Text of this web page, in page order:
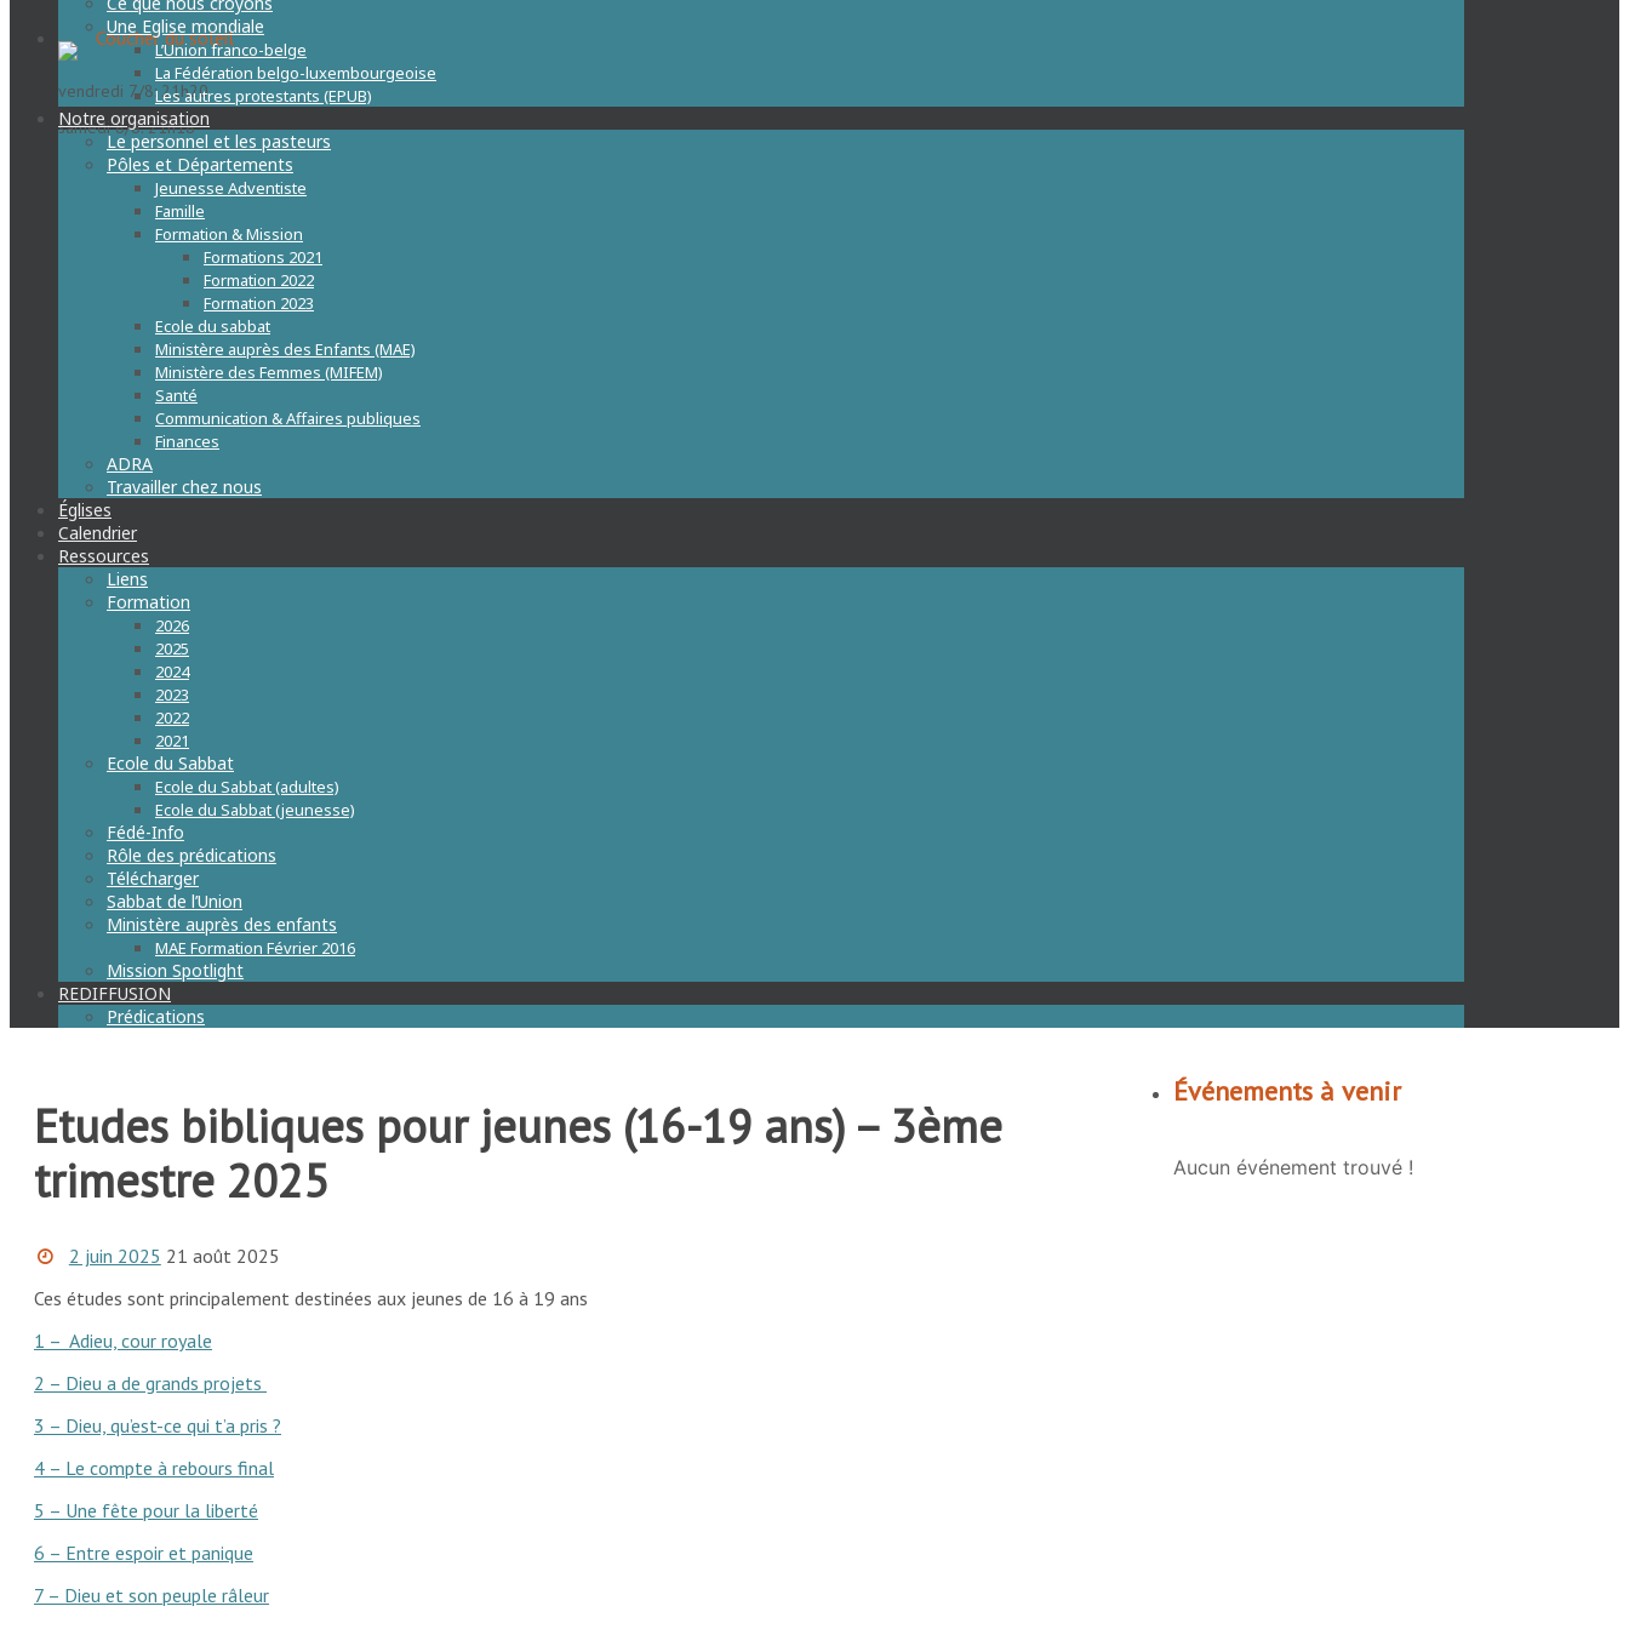
Coucher du soleil
vendredi 7/8: 21h20
samedi 8/8: 21h18
Une Eglise mondiale
L’Union franco-belge
La Fédération belgo-luxembourgeoise
Les autres protestants (EPUB)
Notre organisation
Le personnel et les pasteurs
Pôles et Départements
Jeunesse Adventiste
Famille
Formation & Mission
Formations 2021
Formation 2022
Formation 2023
Ecole du sabbat
Ministère auprès des Enfants (MAE)
Ministère des Femmes (MIFEM)
Santé
Communication & Affaires publiques
Finances
ADRA
Travailler chez nous
Églises
Calendrier
Ressources
Liens
Formation
2026
2025
2024
2023
2022
2021
Ecole du Sabbat
Ecole du Sabbat (adultes)
Ecole du Sabbat (jeunesse)
Fédé-Info
Rôle des prédications
Télécharger
Sabbat de l’Union
Ministère auprès des enfants
MAE Formation Février 2016
Mission Spotlight
REDIFFUSION
Prédications
Etudes bibliques pour jeunes (16-19 ans) – 3ème
trimestre 2025
2 juin 2025 21 août 2025
Ces études sont principalement destinées aux jeunes de 16 à 19 ans
1 – Adieu, cour royale
2 – Dieu a de grands projets
3 – Dieu, qu’est-ce qui t’a pris ?
4 – Le compte à rebours final
5 – Une fête pour la liberté
6 – Entre espoir et panique
7 – Dieu et son peuple râleur
Événements à venir
Aucun événement trouvé !